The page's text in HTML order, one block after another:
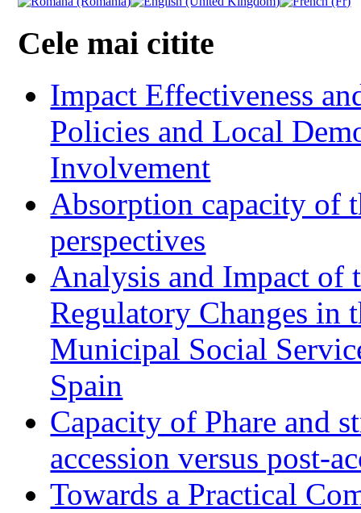
Cele mai citite
Impact Effectiveness
Policies and Local
Involvement
Absorption capacity of
perspectives
Analysis and Impact of
Regulatory Changes in
Municipal Social
Spain
Capacity of Phare and
accession versus post-
Towards a Practical